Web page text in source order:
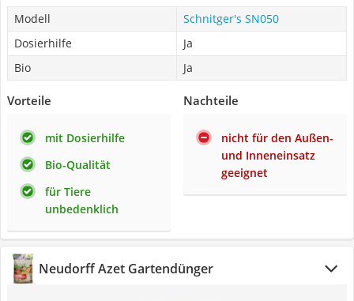
Modell
Schnitger's SN050
Dosierhilfe
Ja
Bio
Ja
Vorteile
mit Dosierhilfe
Bio-Qualität
für Tiere
unbedenklich
Nachteile
nicht für den Außen-
und Inneneinsatz
geeignet
Neudorff Azet Gartendünger